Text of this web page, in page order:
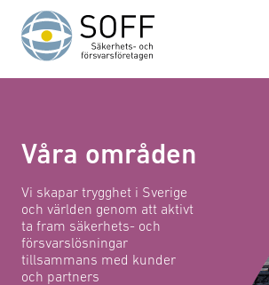
Hoppa till innehåll
Våra områden
Vi skapar trygghet i Sverige
och världen genom att aktivt
ta fram säkerhets- och
försvarslösningar
tillsammans med kunder
och partners